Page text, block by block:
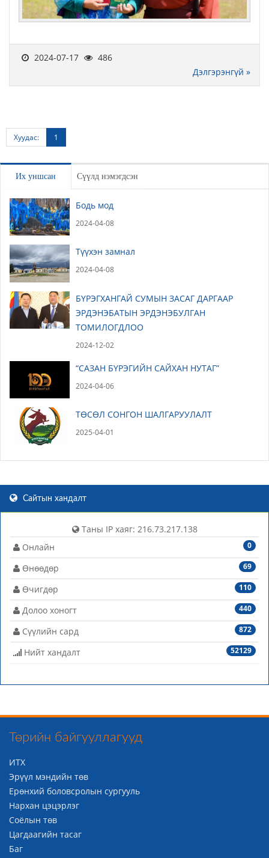
2024-07-17
486
Дэлгэрэнгүй »
Хуудас: 1
Их уншсан Сүүлд нэмэгдсэн
Бодь мод
2024-04-08
Түүхэн замнал
2024-04-08
БҮРЭГХАНГАЙ СУМЫН ЗАСАГ ДАРГААР
ЭРДЭНЭБАТЫН ЭРДЭНЭБУЛГАН
ТОМИЛОГДЛОО
2024-12-02
“САЗАН БҮРЭГИЙН САЙХАН НУТАГ”
2024-04-06
ТӨСӨЛ СОНГОН ШАЛГАРУУЛАЛТ
2025-04-01
Сайтын хандалт
Таны IP хаяг: 216.73.217.138
0
Онлайн
69
Өнөөдөр
110
Өчигдөр
440
Долоо хоногт
872
Сүүлийн сард
52129
Нийт хандалт
Төрийн байгууллагууд
ИТХ
Эрүүл мэндийн төв
Ерөнхий боловсролын сургууль
Нархан цэцэрлэг
Соёлын төв
Цагдаагийн тасаг
Баг